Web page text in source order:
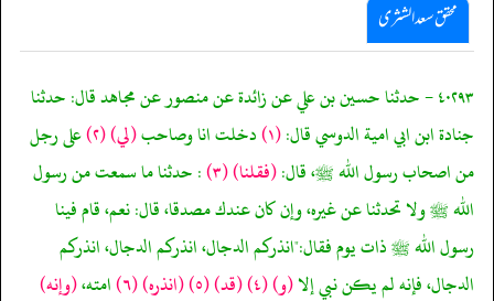
محقق سعد الشثری
٤٠٢٩٣ - حدثنا حسين بن علي عن زائدة عن منصور عن مجاهد قال: حدثنا
جنادة ابن ابي امية الدوسي قال:(١) دخلت انا وصاحب(لي)(٢) على رجل
من اصحاب رسول الله ﷺ، قال:(فقلنا)(٣)
: حدثنا ما سمعت من رسول
الله ﷺ ولا تحدثنا عن غيره، وإن كان عندك مصدقا، قال: نعم، قام فينا
رسول الله ﷺ ذات يوم فقال:"انذركم الدجال، انذركم الدجال، انذركم
الدجال، فإنه لم يكن نبي إلا(و)(٤) (قد)(٥) (انذره)(٦) امته،(وإنه)